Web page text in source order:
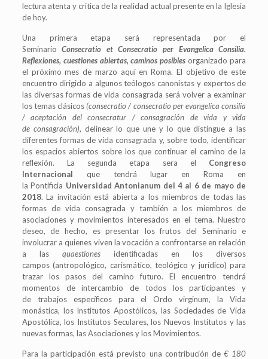
lectura atenta y critica de la realidad actual presente en la Iglesia
de hoy.
Una primera etapa será representada por el
SeminarioConsecratio et Consecratio per Evangelica Consilia.
Reflexiones, cuestiones abiertas, caminos posibles organizado para
el próximo mes de marzo aquí en Roma. El objetivo de este
encuentro dirigido a algunos teólogos canonistas y expertos de
las diversas formas de vida consagrada será volver a examinar
los temas clásicos(consecratio / consecratio per evangelica consilia
/ aceptación del consecratur / consagración de vida y vida
de consagración), delinear lo que une y lo que distingue a las
diferentes formas de vida consagrada y, sobre todo, identificar
los espacios abiertos sobre los que continuar el camino de la
reflexión. La segunda etapa sera el Congreso
Internacional que tendrá lugar en Roma en
la Pontificia Universidad Antonianum del 4 al 6 de mayo de
2018. La invitación está abierta a los miembros de todas las
formas de vida consagrada y también a los miembros de
asociaciones y movimientos interesados en el tema. Nuestro
deseo, de hecho, es presentar los frutos del Seminario e
involucrar a quienes viven la vocación a confrontarse en relación
a las quaestionesidentificadas en los diversos
campos (antropológico, carismático, teológico y jurídico) para
trazar los pasos del camino futuro. El encuentro tendrá
momentos de intercambio de todos los participantes y
de trabajos específicos para el Ordo virginum, la Vida
monástica, los Institutos Apostólicos, las Sociedades de Vida
Apostólica, los Institutos Seculares, los Nuevos Institutos y las
nuevas formas, las Asociaciones y los Movimientos.
Para la participación está previsto una contribución de€ 180